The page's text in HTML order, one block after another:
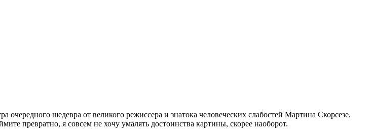
шедевра от великого режиссера и знатока человеческих слабостей Мартина Скорсезе.
превратно, я совсем не хочу умалять достоинства картины, скорее наоборот.